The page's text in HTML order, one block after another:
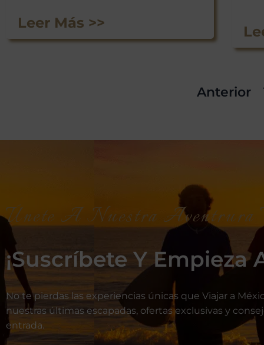
Leer Más >>
Anterior
Únete A Nuestra Aventrura
¡Suscríbete Y Empieza
No te pierdas las experiencias únicas que Viajar a
nuestras últimas escapadas, ofertas exclusivas y
entrada.